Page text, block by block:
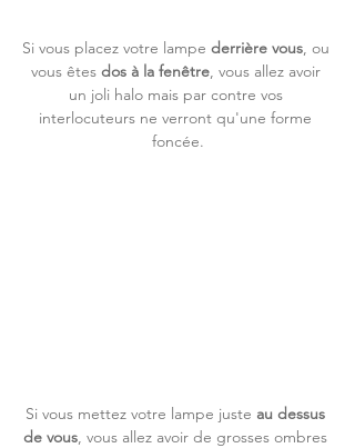
Si vous placez votre lampe derrière vous, ou
vous êtes dos à la fenêtre, vous allez avoir
un joli halo mais par contre vos
interlocuteurs ne verront qu'une forme
foncée.
Si vous mettez votre lampe juste au dessus
de vous , vous allez avoir de grosses ombres